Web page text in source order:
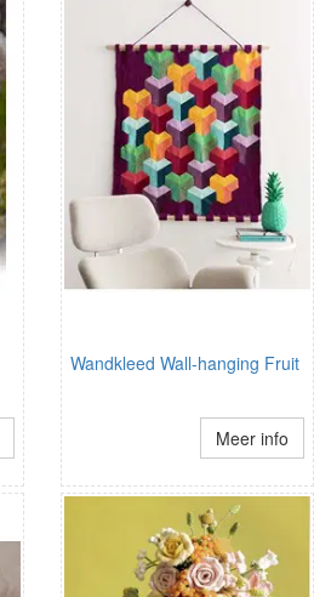
Wandkleed Wall-hanging Fruit
Meer info